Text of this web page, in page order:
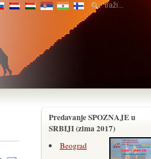
Predavanje SPOZNAJE u
SRBIJI (zima 2017)
Beograd